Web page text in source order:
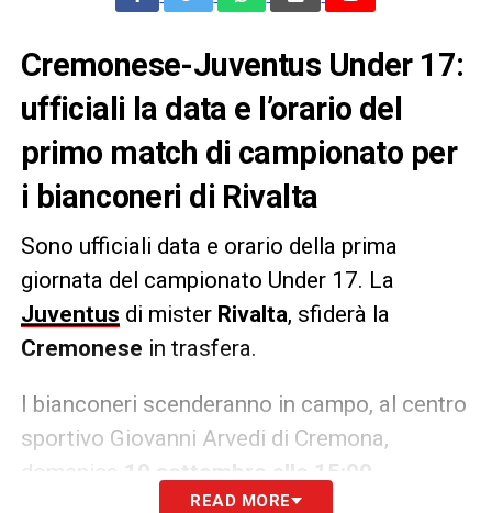
Cremonese-Juventus Under 17:
ufficiali la data e l’orario del
primo match di campionato per
i bianconeri di Rivalta
Sono ufficiali data e orario della prima
giornata del campionato Under 17. La
Juventus di mister Rivalta, sfiderà la
Cremonese in trasfera.
I bianconeri scenderanno in campo, al centro
sportivo Giovanni Arvedi di Cremona,
domenica 10 settembre alle 15:00.
READ MORE